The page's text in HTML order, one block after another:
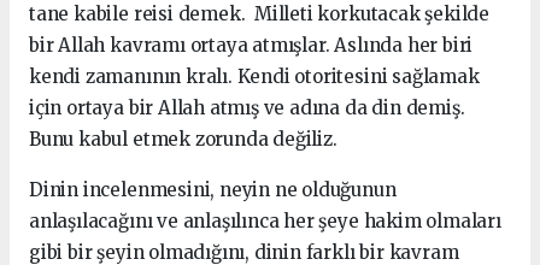
tane kabile reisi demek. Milleti korkutacak şekilde
bir Allah kavramı ortaya atmışlar. Aslında her biri
kendi zamanının kralı. Kendi otoritesini sağlamak
için ortaya bir Allah atmış ve adına da din demiş.
Bunu kabul etmek zorunda değiliz.
Dinin incelenmesini, neyin ne olduğunun
anlaşılacağını ve anlaşılınca her şeye hakim olmaları
gibi bir şeyin olmadığını, dinin farklı bir kavram